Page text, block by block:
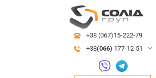
+38 (067)15-222-79
+38(066) 177-12-51